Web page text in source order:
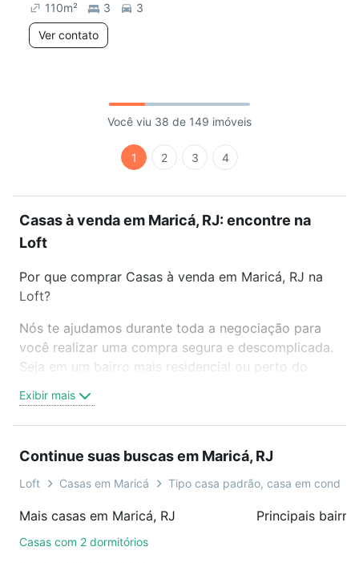
110m² 3
3
Ver contato
Você viu 38 de 149 imóveis
1 2 3 4
Casas à venda em Maricá, RJ: encontre na
Loft
Por que comprar Casas à venda em Maricá, RJ na
Loft?
Nós te ajudamos durante toda a negociação para
você realizar uma compra segura e descomplicada.
Seja em um bairro mais residencial ou perto do
oferta ideal de Casas à venda em Maricá, RJ para
conquistar seu sonho. Agende uma visita presencial
você ainda conta com mais de 46 mil corretores e
imobiliárias te ajudando na compra, venda ou troca
Como escolher um imóvel?
Exibir mais
Continue suas buscas em Maricá, RJ
Loft Casas em Maricá Tipo casa padrão, casa em
Mais casas em Maricá, RJ
Casas com 2 dormitórios
Principais